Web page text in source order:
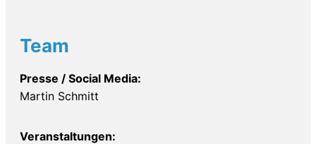
Team
Presse / Social Media:
Martin Schmitt
Veranstaltungen: